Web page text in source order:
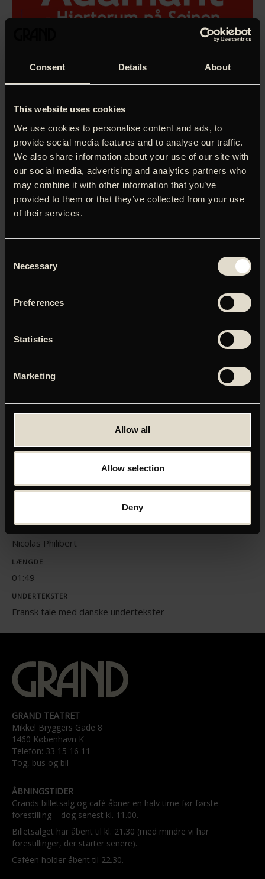
Consent Details About
This website uses cookies
We use cookies to personalise content and ads, to
provide social media features and to analyse our traffic.
We also share information about your use of our site with
our social media, advertising and analytics partners who
may combine it with other information that you’ve
provided to them or that they’ve collected from your use
of their services.
Selection
Necessary
Preferences
Statistics
Marketing
Allow all
Allow selection
Deny
Årets Guldbjørnevinder fra filmfestivalen i Berlin skildrer
livet på en daginstitution for voksne med mentale
der ligger til kajs ved Seinens bred – i hjertet af Paris.
at de stadige nedskæringer i psykiatrien ikke skal
afhumanisere indsatsen. Nicolas Philibert (Être et avoir)
mestrer som få den nænsomt observerende dokumentar
– motiveret af empati og en genuin, smittende interesse
for de mennesker, hans kamera stiller skarpt på. Og så er
han god til at finde karakterer, der er noget ud over det
sædvanlige. I denne ombæring bl.a. François, der giver sin
filmens indledning, den mere tilbagelænede Frédéric, som
nøgler til forståelsens af sin egen familiehistorie, og den
punkede Catherine, der gerne vil undervise de andre
ave.
Du skal tillade marketing-cookies for at kunne se denne
video.
Klik her for at opdatere dine indstillinger
ORIGINAL TITEL
FFM23: Adamant - hjerterum på Seinen
INSTRUKTØR
Nicolas Philibert
LÆNGDE
01:49
UNDERTEKSTER
Fransk tale med danske undertekster
GRAND TEATRET
Mikkel Bryggers Gade 8
1460 København K
Telefon: 33 15 16 11
Tog, bus og bil
ÅBNINGSTIDER
Grands billetsalg og café åbner en halv time før første
forestilling – dog senest kl. 11.00.
Billetsalget har åbent til kl. 21.30 (med mindre vi har
forestillinger, der starter senere).
Caféen holder åbent til 22.30.